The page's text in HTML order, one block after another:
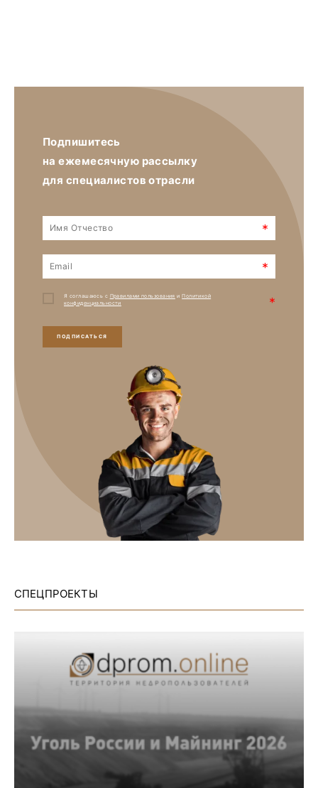
Подпишитесь
на ежемесячную рассылку
для специалистов отрасли
*
*
Я соглашаюсь с Правилами пользования иПолитикой
конфиденциальности
*
ПОДПИСАТЬСЯ
СПЕЦПРОЕКТЫ